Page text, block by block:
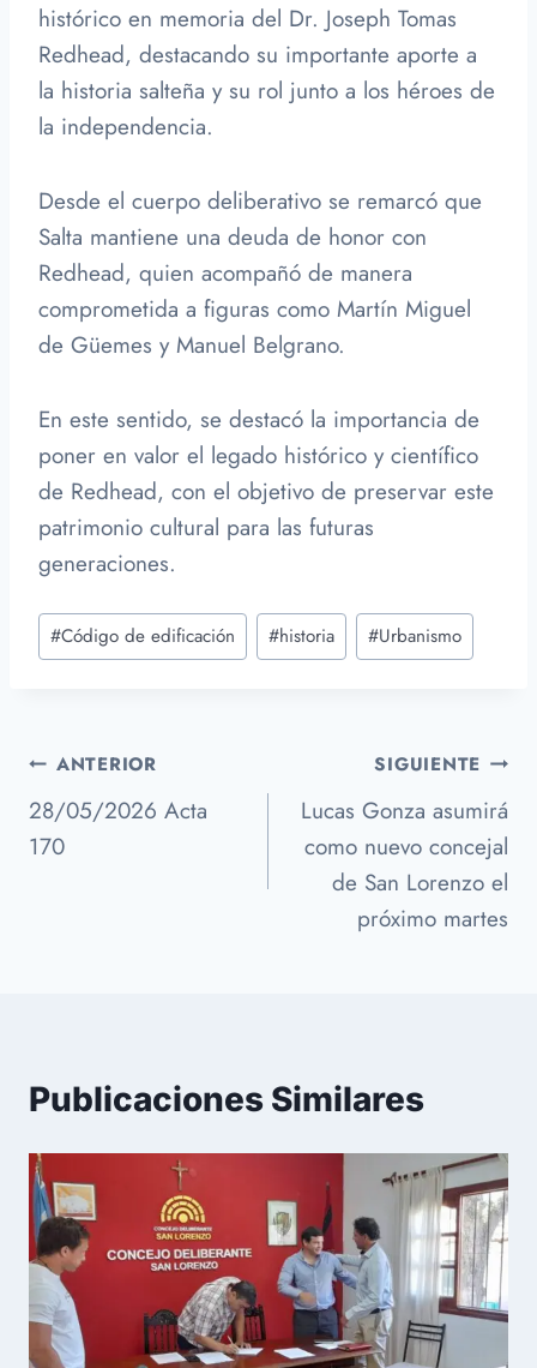
histórico en memoria del Dr. Joseph Tomas
Redhead, destacando su importante aporte a
la historia salteña y su rol junto a los héroes de
la independencia.
Desde el cuerpo deliberativo se remarcó que
Salta mantiene una deuda de honor con
Redhead, quien acompañó de manera
comprometida a figuras como Martín Miguel
de Güemes y Manuel Belgrano.
En este sentido, se destacó la importancia de
poner en valor el legado histórico y científico
de Redhead, con el objetivo de preservar este
patrimonio cultural para las futuras
generaciones.
Etiquetas
de
#Código de edificación #historia #Urbanismo
Navegación
de
ANTERIOR
28/05/2026 Acta
170
SIGUIENTE
Lucas Gonza asumirá
como nuevo concejal
de San Lorenzo el
próximo martes
Publicaciones Similares